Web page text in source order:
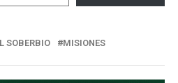
SOBERBIO MISIONES